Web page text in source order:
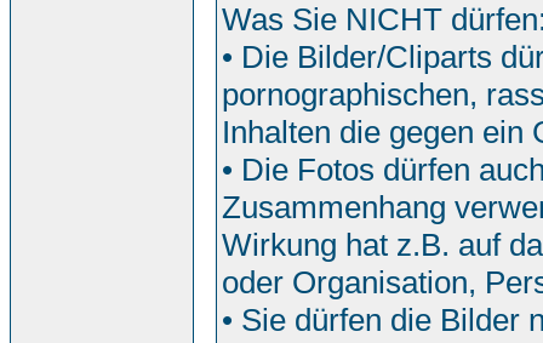
Was Sie NICHT
• Die Bilder/Cliparts
pornographischen,
Inhalten die gegen ein
• Die Fotos dürfen
Zusammenhang
Wirkung hat z.B. auf
oder Organisation,
• Sie dürfen die Bilder